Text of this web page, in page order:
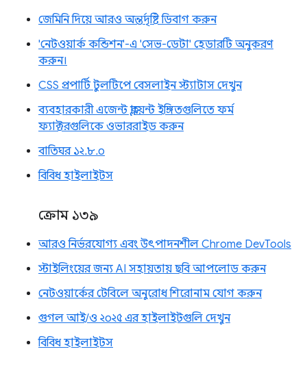
জেমিনি দিয়ে আরও অন্তর্দৃষ্টি ডিবাগ করুন
'নেটওয়ার্ক কন্ডিশন'-এ 'সেভ-ডেটা' হেডারটি অনুকরণ
করুন।
CSS প্রপার্টি টুলটিপে বেসলাইন স্ট্যাটাস দেখুন
ব্যবহারকারী এজেন্ট ক্লায়েন্ট ইঙ্গিতগুলিতে ফর্ম
ফ্যাক্টরগুলিকে ওভাররাইড করুন
বাতিঘর ১২.৮.০
বিবিধ হাইলাইটস
ক্রোম ১৩৯
আরও নির্ভরযোগ্য এবং উৎপাদনশীল Chrome DevTools
স্টাইলিংয়ের জন্য AI সহায়তায় ছবি আপলোড করুন
নেটওয়ার্কের টেবিলে অনুরোধ শিরোনাম যোগ করুন
গুগল আই/ও ২০২৫ এর হাইলাইটগুলি দেখুন
বিবিধ হাইলাইটস